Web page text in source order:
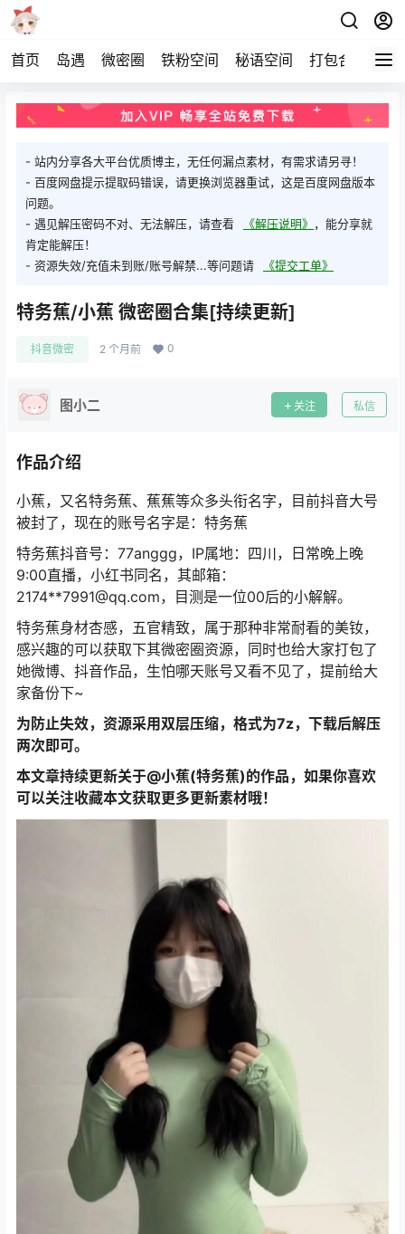
首页 岛遇 微密圈 铁粉空间 秘语空间 打包合集 关
- 站内分享各大平台优质博主，无任何漏点素材，有需求请另寻！
- 百度网盘提示提取码错误，请更换浏览器重试，这是百度网盘版本
问题。
- 遇见解压密码不对、无法解压，请查看
《解压说明》 ，能分享就
肯定能解压！
- 资源失效/充值未到账/账号解禁...等问题请
《提交工单》
特务蕉/小蕉 微密圈合集[持续更新]
抖音微密 2 个月前 0
图小二 关注 私信
作品介绍
小蕉，又名特务蕉、蕉蕉等众多头衔名字，目前抖音大号
被封了，现在的账号名字是：特务蕉
特务蕉抖音号：77anggg，IP属地：四川，日常晚上晚
9:00直播，小红书同名，其邮箱：
2174**7991@qq.com，目测是一位00后的小解解。
特务蕉身材杏感，五官精致，属于那种非常耐看的美钕，
感兴趣的可以获取下其微密圈资源，同时也给大家打包了
她微博、抖音作品，生怕哪天账号又看不见了，提前给大
家备份下~
为防止失效，资源采用双层压缩，格式为7z，下载后解压
两次即可。
本文章持续更新关于@小蕉(特务蕉)的作品，如果你喜欢
可以关注收藏本文获取更多更新素材哦！